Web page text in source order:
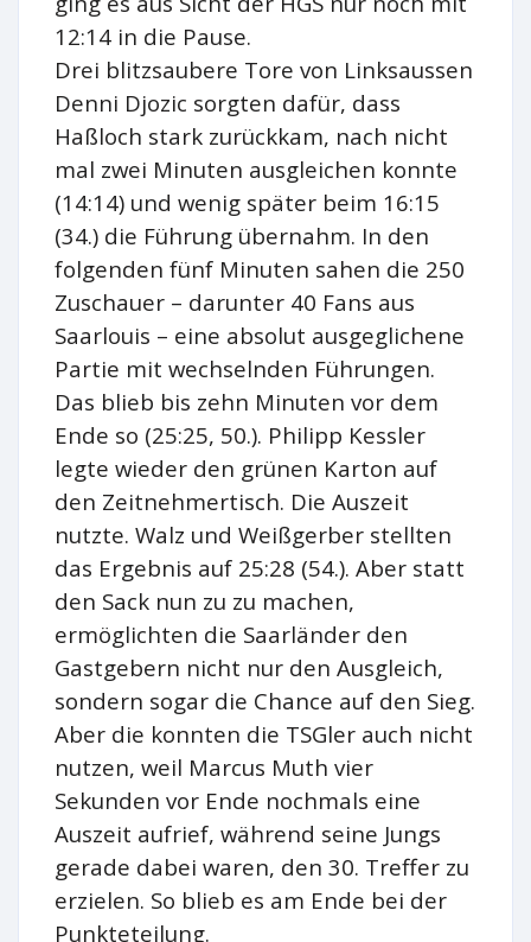
12:14 in die Pause.
Drei blitzsaubere Tore von Linksaussen
Denni Djozic sorgten dafür, dass
Haßloch stark zurückkam, nach nicht
mal zwei Minuten ausgleichen konnte
(14:14) und wenig später beim 16:15
(34.) die Führung übernahm. In den
folgenden fünf Minuten sahen die 250
Zuschauer – darunter 40 Fans aus
Saarlouis – eine absolut ausgeglichene
Partie mit wechselnden Führungen.
Das blieb bis zehn Minuten vor dem
Ende so (25:25, 50.). Philipp Kessler
legte wieder den grünen Karton auf
den Zeitnehmertisch. Die Auszeit
nutzte. Walz und Weißgerber stellten
das Ergebnis auf 25:28 (54.). Aber statt
den Sack nun zu zu machen,
ermöglichten die Saarländer den
Gastgebern nicht nur den Ausgleich,
sondern sogar die Chance auf den Sieg.
Aber die konnten die TSGler auch nicht
nutzen, weil Marcus Muth vier
Sekunden vor Ende nochmals eine
Auszeit aufrief, während seine Jungs
gerade dabei waren, den 30. Treffer zu
erzielen. So blieb es am Ende bei der
Punkteteilung.